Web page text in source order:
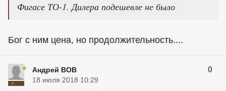
Фигасе ТО-1. Дилера подешевле не было
Бог с ним цена, но продолжительность....
Андрей ВОВ 0
18 июля 2018 10:29